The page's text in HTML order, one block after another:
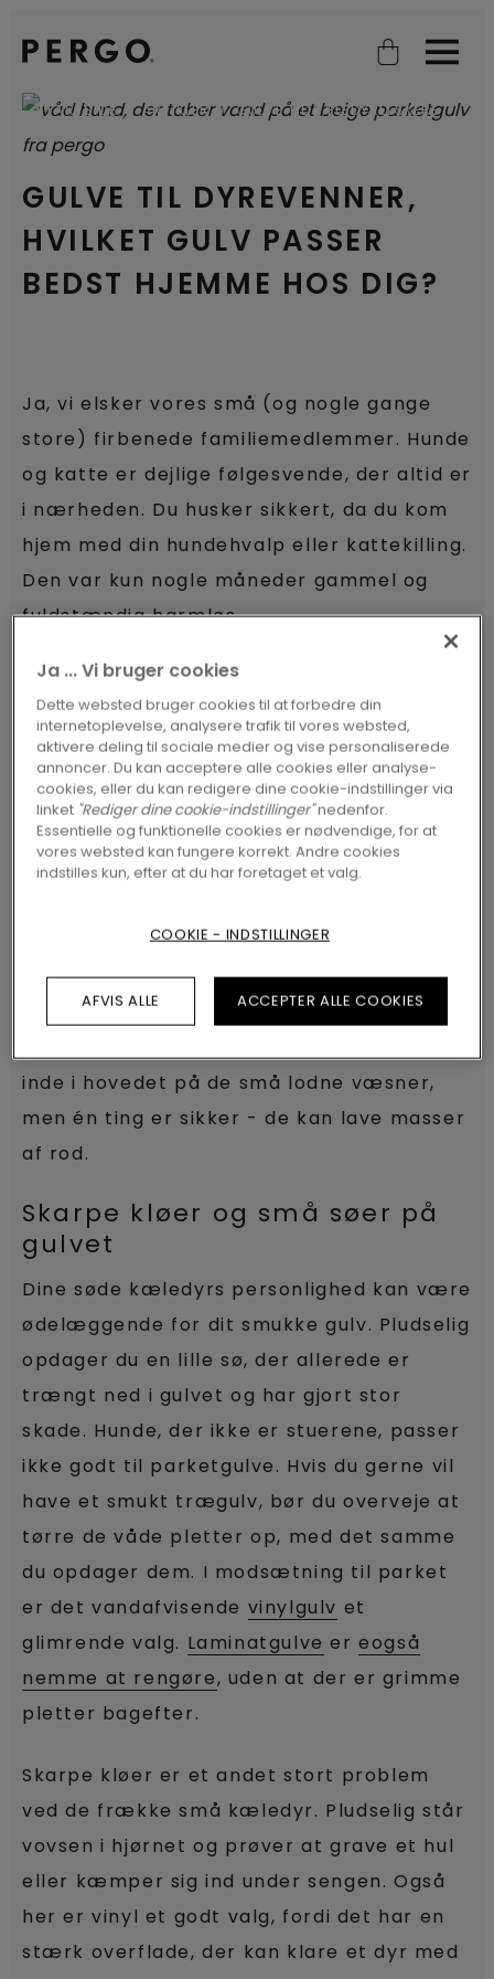
Open searchOpen
GULVE TIL DYREVENNER,
HVILKET GULV PASSER
BEDST HJEMME HOS DIG?
STARTSIDE ARTIKLER GULVE TIL KÆLEDYRELSKERE
Ja, vi elsker vores små (og nogle gange
store) firbenede familiemedlemmer. Hunde
og katte er dejlige følgesvende, der altid er
i nærheden. Du husker sikkert, da du kom
hjem med din hundehvalp eller kattekilling.
Den var kun nogle måneder gammel og
fuldstændig harmløs.
Kæledyr med kløer
Pludselig forvandles det søde, lille kæledyr
fra en uskyldig spirrevip til et vilddyr. Alt
komme hen til den dejlige snack på
køkkenbordet? Hvordan smager en sko, og
er den her plante god at tisse på? Det kan
inde i hovedet på de små lodne væsner,
men én ting er sikker - de kan lave masser
af rod.
Skarpe kløer og små søer på
gulvet
Dine søde kæledyrs personlighed kan være
ødelæggende for dit smukke gulv. Pludselig
opdager du en lille sø, der allerede er
trængt ned i gulvet og har gjort stor
skade. Hunde, der ikke er stuerene, passer
ikke godt til parketgulve. Hvis du gerne vil
have et smukt trægulv, bør du overveje at
tørre de våde pletter op, med det samme
du opdager dem. I modsætning til parket
er det vandafvisende vinylgulv et
glimrende valg. Laminatgulve ereogså
nemme at rengøre, uden at der er grimme
pletter bagefter.
Skarpe kløer er et andet stort problem
ved de frække små kæledyr. Pludselig står
vovsen i hjørnet og prøver at grave et hul
eller kæmper sig ind under sengen. Også
her er vinyl et godt valg, fordi det har en
stærk overflade, der kan klare et dyr med
Ja ... Vi bruger cookies
Dette websted bruger cookies til at forbedre din
internetoplevelse, analysere trafik til vores websted,
aktivere deling til sociale medier og vise personaliserede
annoncer. Du kan acceptere alle cookies eller analyse-
cookies, eller du kan redigere dine cookie-indstillinger via
linket "Rediger dine cookie-indstillinger"nedenfor.
Essentielle og funktionelle cookies er nødvendige, for at
vores websted kan fungere korrekt. Andre cookies
indstilles kun, efter at du har foretaget et valg.
COOKIE - INDSTILLINGER
AFVIS ALLE ACCEPTER ALLE COOKIES